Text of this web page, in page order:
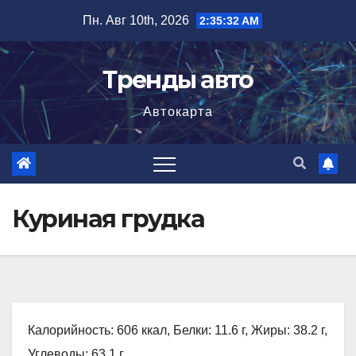
содержимому
Пн. Авг 10th, 2026 2:35:33 AM
Тренды авто
Автокарта
Куриная грудка
Калорийность: 606 ккал, Белки: 11.6 г, Жиры: 38.2 г,